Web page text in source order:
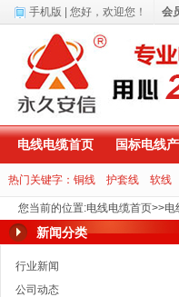
电线电缆首页 国标电线
热门关键字： 铜线 护套线 软线
您当前的位置:电线电缆首页>>电
新闻分类
行业新闻
公司动态
手机版 | 您好， 欢迎您！ 会